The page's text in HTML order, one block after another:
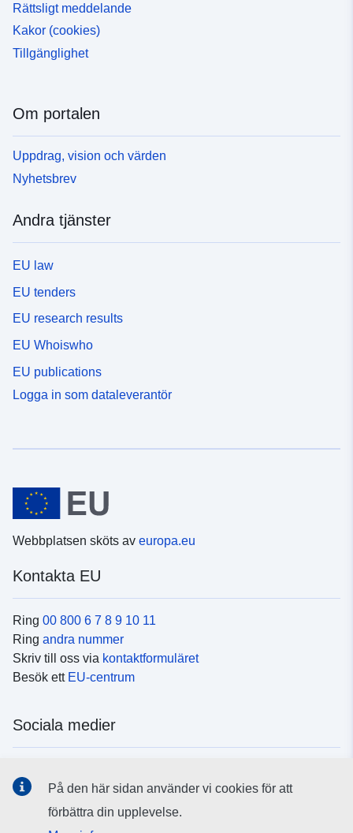
Rättsligt meddelande
Kakor (cookies)
Tillgänglighet
Om portalen
Uppdrag, vision och värden
Nyhetsbrev
Andra tjänster
EU law
EU tenders
EU research results
EU Whoiswho
EU publications
Logga in som dataleverantör
Webbplatsen sköts av europa.eu
Kontakta EU
Ring 00 800 6 7 8 9 10 11
Ring andra nummer
Skriv till oss via kontaktformuläret
Besök ett EU-centrum
Sociala medier
EU:s institutioner och organ
På den här sidan använder vi cookies för att
förbättra din upplevelse.